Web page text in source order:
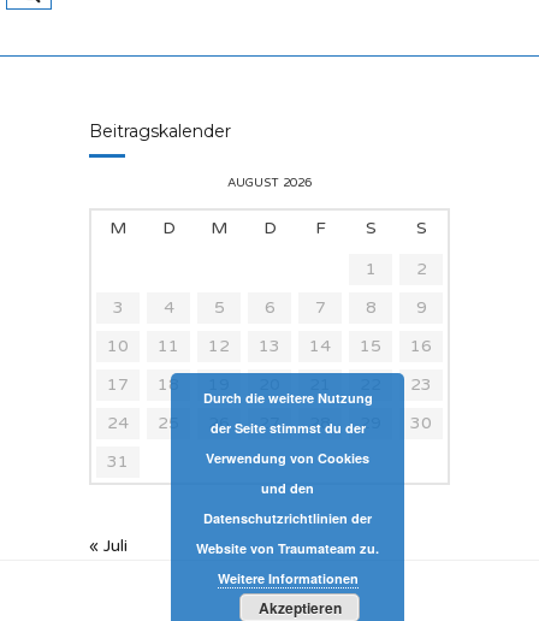
Beitragskalender
AUGUST 2026
M D M D F S
S
1
2
3
4 5 6 7 8
9
10
11 12 13 14 15
16
17
18
23
24
25 26 27 28 29
30
31
« Juli
Durch die weitere Nutzung
der Seite stimmst du der
Verwendung von Cookies
und den
Datenschutzrichtlinien der
Website von Traumateam zu.
Weitere Informationen
Akzeptieren